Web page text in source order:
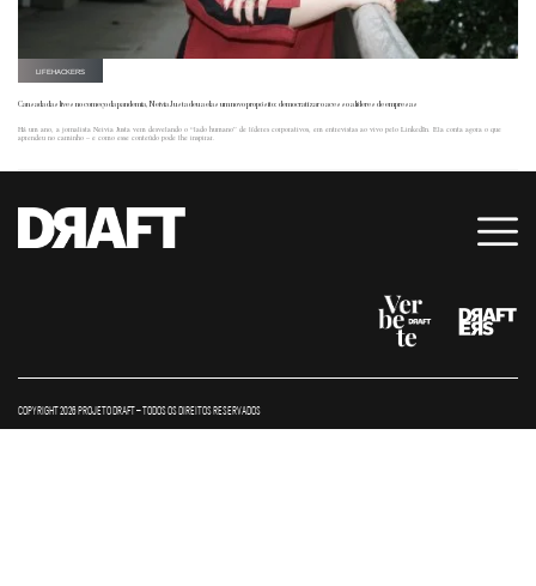
LIFEHACKERS
Cansada das lives no começo da pandemia, Neivia Justa deu a elas um novo propósito: democratizar o acesso a líderes de empresas
Há um ano, a jornalista Neivia Justa vem desvelando o “lado humano” de líderes corporativos, em entrevistas ao vivo pelo LinkedIn. Ela conta agora o que
aprendeu no caminho – e como esse conteúdo pode lhe inspirar.
COPYRIGHT 2026 PROJETO DRAFT – TODOS OS DIREITOS RESERVADOS